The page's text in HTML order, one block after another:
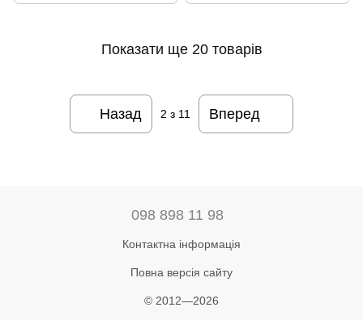
Показати ще 20 товарів
Назад 2 з 11 Вперед
098 898 11 98
Контактна інформація
Повна версія сайту
© 2012—2026